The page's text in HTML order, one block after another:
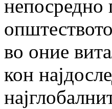
непосредно
во оние
кон